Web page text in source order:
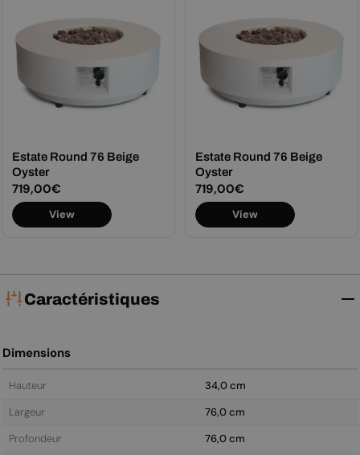
Estate Round 76 Beige
Oyster
Prix
régulier
719,00€
View
Estate Round 76 Beige
Oyster
Prix
régulier
719,00€
View
Caractéristiques
Dimensions
Hauteur
34,0 cm
Largeur
76,0 cm
Profondeur
76,0 cm